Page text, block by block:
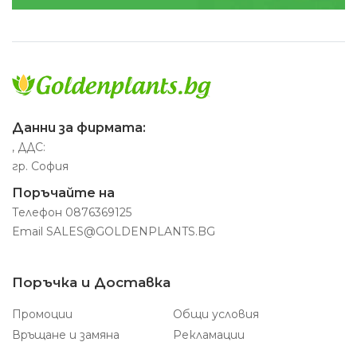
Данни за фирмата:
, ДДС:
гр. София
Поръчайте на
Телефон 0876369125
Email SALES@GOLDENPLANTS.BG
Поръчка и Доставка
Промоции
Общи условия
Връщане и замяна
Рекламации